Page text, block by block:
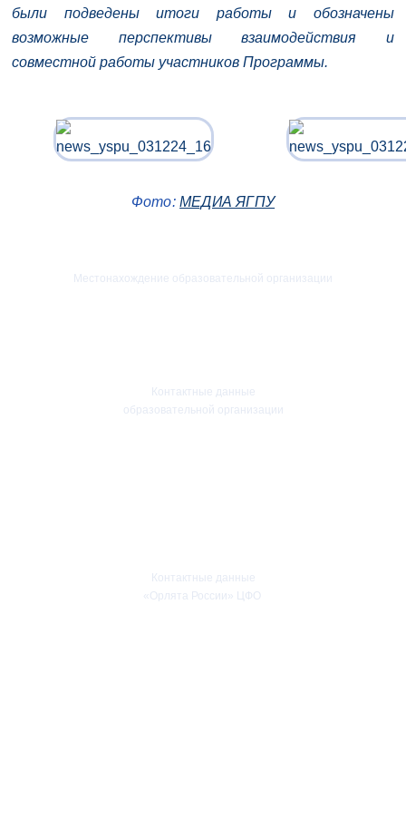
были подведены итоги работы и обозначены
возможные перспективы взаимодействия и
совместной работы участников Программы.
Фото:МЕДИА ЯГПУ
Местонахождение образовательной организации
Контактные данные
образовательной организации
Контактные данные
«Орлята России» ЦФО